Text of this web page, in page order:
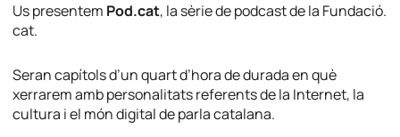
Us presentem Pod.cat, la sèrie de podcast de la Fundació.
cat.
Seran capítols d’un quart d’hora de durada en què
xerrarem amb personalitats referents de la Internet, la
cultura i el món digital de parla catalana.